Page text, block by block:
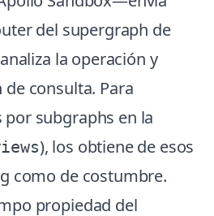
del supergraph de
la operación y
consulta. Para
subgraphs en la
), los obtiene de esos
como de costumbre.
propiedad del